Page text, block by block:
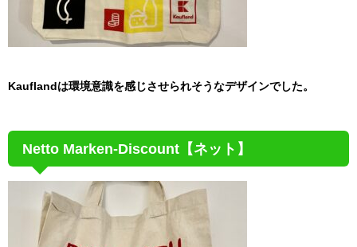
Kauflandは環境意識を感じさせられそうなデザインでした。
Netto Marken-Discount【ネット】